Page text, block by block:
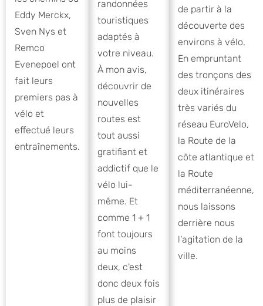
Eddy Merckx,
Sven Nys et
Remco
Evenepoel ont
fait leurs
premiers pas à
vélo et
effectué leurs
entraînements.
randonnées
touristiques
adaptés à
votre niveau.
À mon avis,
découvrir de
nouvelles
routes est
tout aussi
gratifiant et
addictif que le
vélo lui-
même. Et
comme 1 + 1
font toujours
au moins
deux, c'est
donc deux fois
plus de plaisir
de partir à la
découverte des
environs à vélo.
En empruntant
des tronçons des
deux itinéraires
très variés du
réseau EuroVelo,
la Route de la
côte atlantique et
la Route
méditerranéenne,
nous laissons
derrière nous
l'agitation de la
ville.